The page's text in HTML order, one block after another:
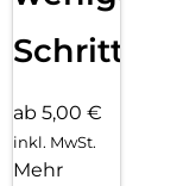
Schritten
ab 5,00 €
inkl. MwSt.
Mehr